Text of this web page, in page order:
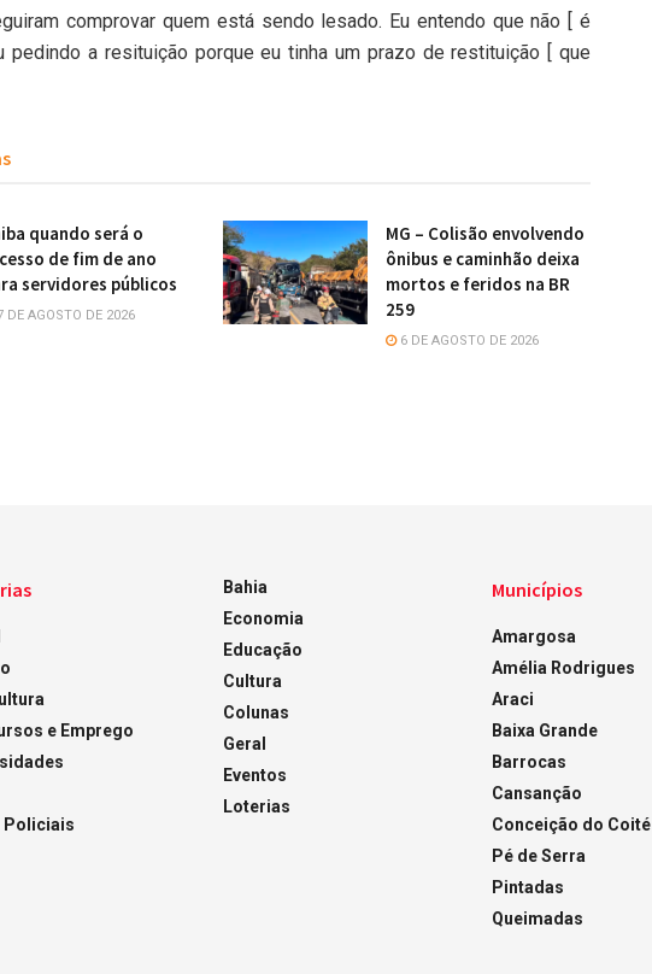
comprovar quem está sendo lesado. Eu entendo que não [ é
pedindo a resituição porque eu tinha um prazo de restituição [ que
quando será o
de fim de ano
servidores públicos
DE AGOSTO DE 2026
MG – Colisão envolvendo
ônibus e caminhão deixa
mortos e feridos na BR
259
6 DE AGOSTO DE 2026
e Emprego
Policiais
Bahia
Economia
Educação
Cultura
Colunas
Geral
Eventos
Loterias
Municípios
Amargosa
Amélia Rodrigues
Araci
Baixa Grande
Barrocas
Cansanção
Conceição do Coité
Pé de Serra
Pintadas
Queimadas